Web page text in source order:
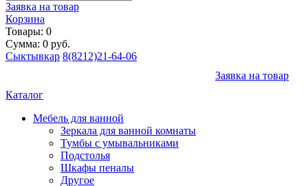
Заявка на товар
Корзина
Товары: 0
Сумма: 0 руб.
Сыктывкар 8(8212)21-64-06
Заявка на товар
Каталог
Мебель для ванной
Зеркала для ванной комнаты
Тумбы с умывальниками
Подстолья
Шкафы пеналы
Другое